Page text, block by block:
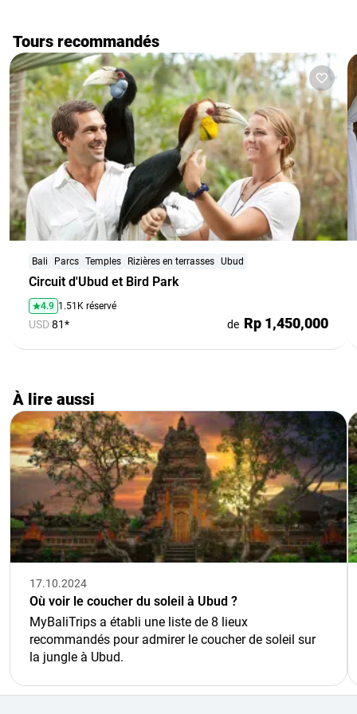
Tours recommandés
Circuit d'Ubud et Bird Park
Bali Parcs Temples Rizières en terrasses Ubud
4.9 1.51K réservé
USD81* de Rp 1,450,000
À lire aussi
Où voir le coucher du soleil à Ubud ?
17.10.2024
MyBaliTrips a établi une liste de 8 lieux
recommandés pour admirer le coucher de soleil sur
la jungle à Ubud.